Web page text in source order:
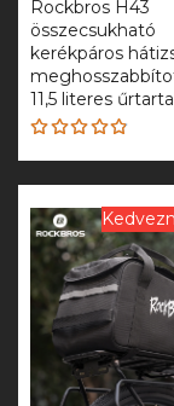
price
was:
$171.66.
is:
Rockbros H43
összecsukható
kerékpáros
11,5 literes
Rated
4.81out